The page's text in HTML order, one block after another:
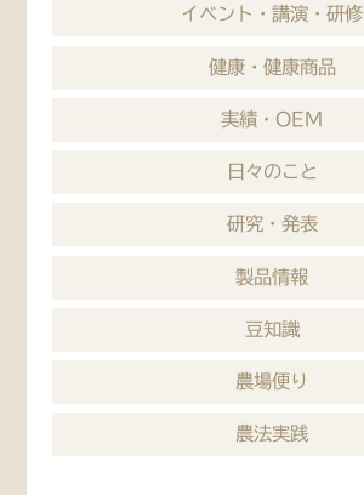
イベント・講演・研修
健康・健康商品
実績・OEM
日々のこと
研究・発表
製品情報
豆知識
農場便り
農法実践